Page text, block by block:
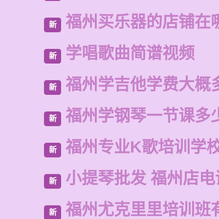
新 福州买乐器的店铺在
新 学唱歌曲简谱视频
新 福州学吉他学费大概
新 福州学钢琴一节课多
新 福州专业K歌培训学
新 小提琴批发 福州店
新 福州尤克里里培训班